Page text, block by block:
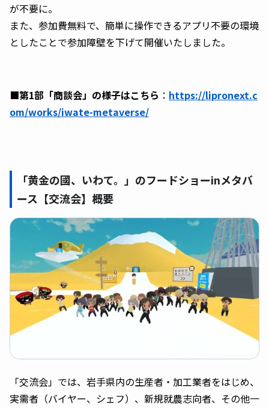
が不要に。
また、参加費無料で、簡単に操作できるアプリ不要の環境
としたことで参加障壁を下げて開催いたしました。
■第1部「商談会」の様子はこちら ： https://lipronext.c
om/works/iwate-metaverse/
「黄金の國、いわて。」のフードショーinメタバ
ース【交流会】概要
「交流会」では、岩手県内の生産者・加工業者をはじめ、
実需者（バイヤー、シェフ）、新規就農志向者、その他一